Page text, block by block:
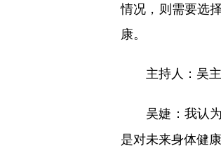
情况，则需要选
康。
主持人：吴
吴婕： 我认
是对未来身体健